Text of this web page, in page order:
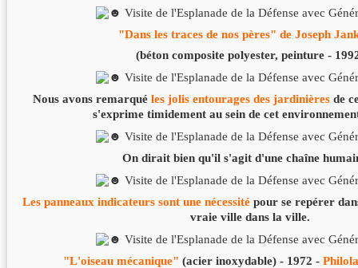
"Dans les traces de nos pères" de Joseph
(béton composite polyester, peinture -
Nous avons remarqué les jolis entourages des jardinières de
s'exprime timidement au sein de cet
On dirait bien qu'il s'agit d'une chaîne
Les panneaux indicateurs sont une nécessité pour se repérer
vraie ville dans la ville.
"L'oiseau mécanique" (acier inoxydable) - 1972 -